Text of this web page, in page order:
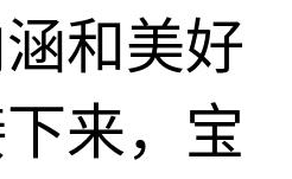
和美好
来，宝